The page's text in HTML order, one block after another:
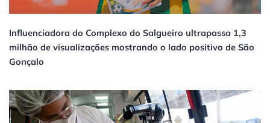
Influenciadora do Complexo do Salgueiro ultrapassa 1,3
milhão de visualizações mostrando o lado positivo de São
Gonçalo